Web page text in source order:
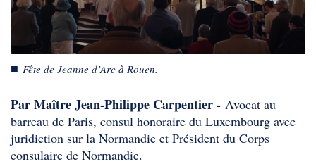
■ Fête de Jeanne d’Arc à Rouen.
Par Maître Jean-Philippe Carpentier - Avocat au
barreau de Paris, consul honoraire du Luxembourg avec
juridiction sur la Normandie et Président du Corps
consulaire de Normandie.